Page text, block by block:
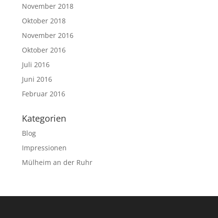
November 2018
Oktober 2018
November 2016
Oktober 2016
Juli 2016
Juni 2016
Februar 2016
Kategorien
Blog
Impressionen
Mülheim an der Ruhr